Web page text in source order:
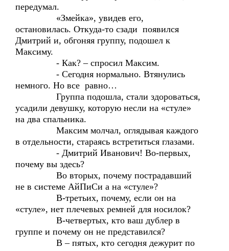
передумал.
«Змейка», увидев его,
остановилась. Откуда-то сзади появился
Дмитрий и, обгоняя группу, подошел к
Максиму.
- Как? – спросил Максим.
- Сегодня нормально. Втянулись
немного. Но все равно…
Группа подошла, стали здороваться,
усадили девушку, которую несли на «стуле»
на два спальника.
Максим молчал, оглядывая каждого
в отдельности, стараясь встретиться глазами.
- Дмитрий Иванович! Во-первых,
почему вы здесь?
Во вторых, почему пострадавший
не в системе АйПиСи а на «стуле»?
В-третьих, почему, если он на
«стуле», нет плечевых ремней для носилок?
В-четвертых, кто ваш дублер в
группе и почему он не представился?
В – пятых, кто сегодня дежурит по